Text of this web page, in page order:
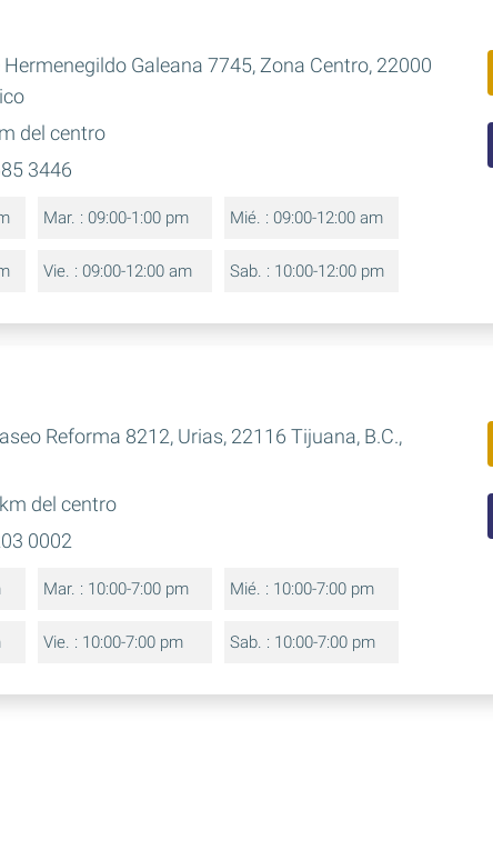
Hermenegildo Galeana 7745, Zona Centro, 22000
del centro
3446
Mar. : 09:00-1:00 pm Mié. : 09:00-12:00 am
Vie. : 09:00-12:00 am Sab. : 10:00-12:00 pm
Reforma 8212, Urias, 22116 Tijuana, B.C.,
del centro
0002
Mar. : 10:00-7:00 pm Mié. : 10:00-7:00 pm
Vie. : 10:00-7:00 pm Sab. : 10:00-7:00 pm